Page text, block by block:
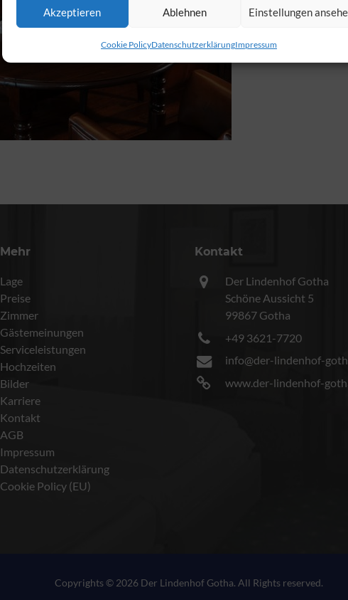
Akzeptieren Ablehnen Einstellungen
Cookie PolicyDatenschutzerklärungImpressum
Mehr
Lage
Preise
Zimmer
Gästemeinungen
Serviceleistungen
Hochzeiten
Bilder
Karriere
Kontakt
AGB
Impressum
Datenschutzerklärung
Cookie Policy (EU)
Kontakt
Der Lindenhof Gotha
Schöne Aussicht 5
99867 Gotha
+49 3621-7720
info@der-lindenhof-
www.der-lindenhof-
Copyrights © 2026 Der Lindenhof Gotha. All Rights reserved.